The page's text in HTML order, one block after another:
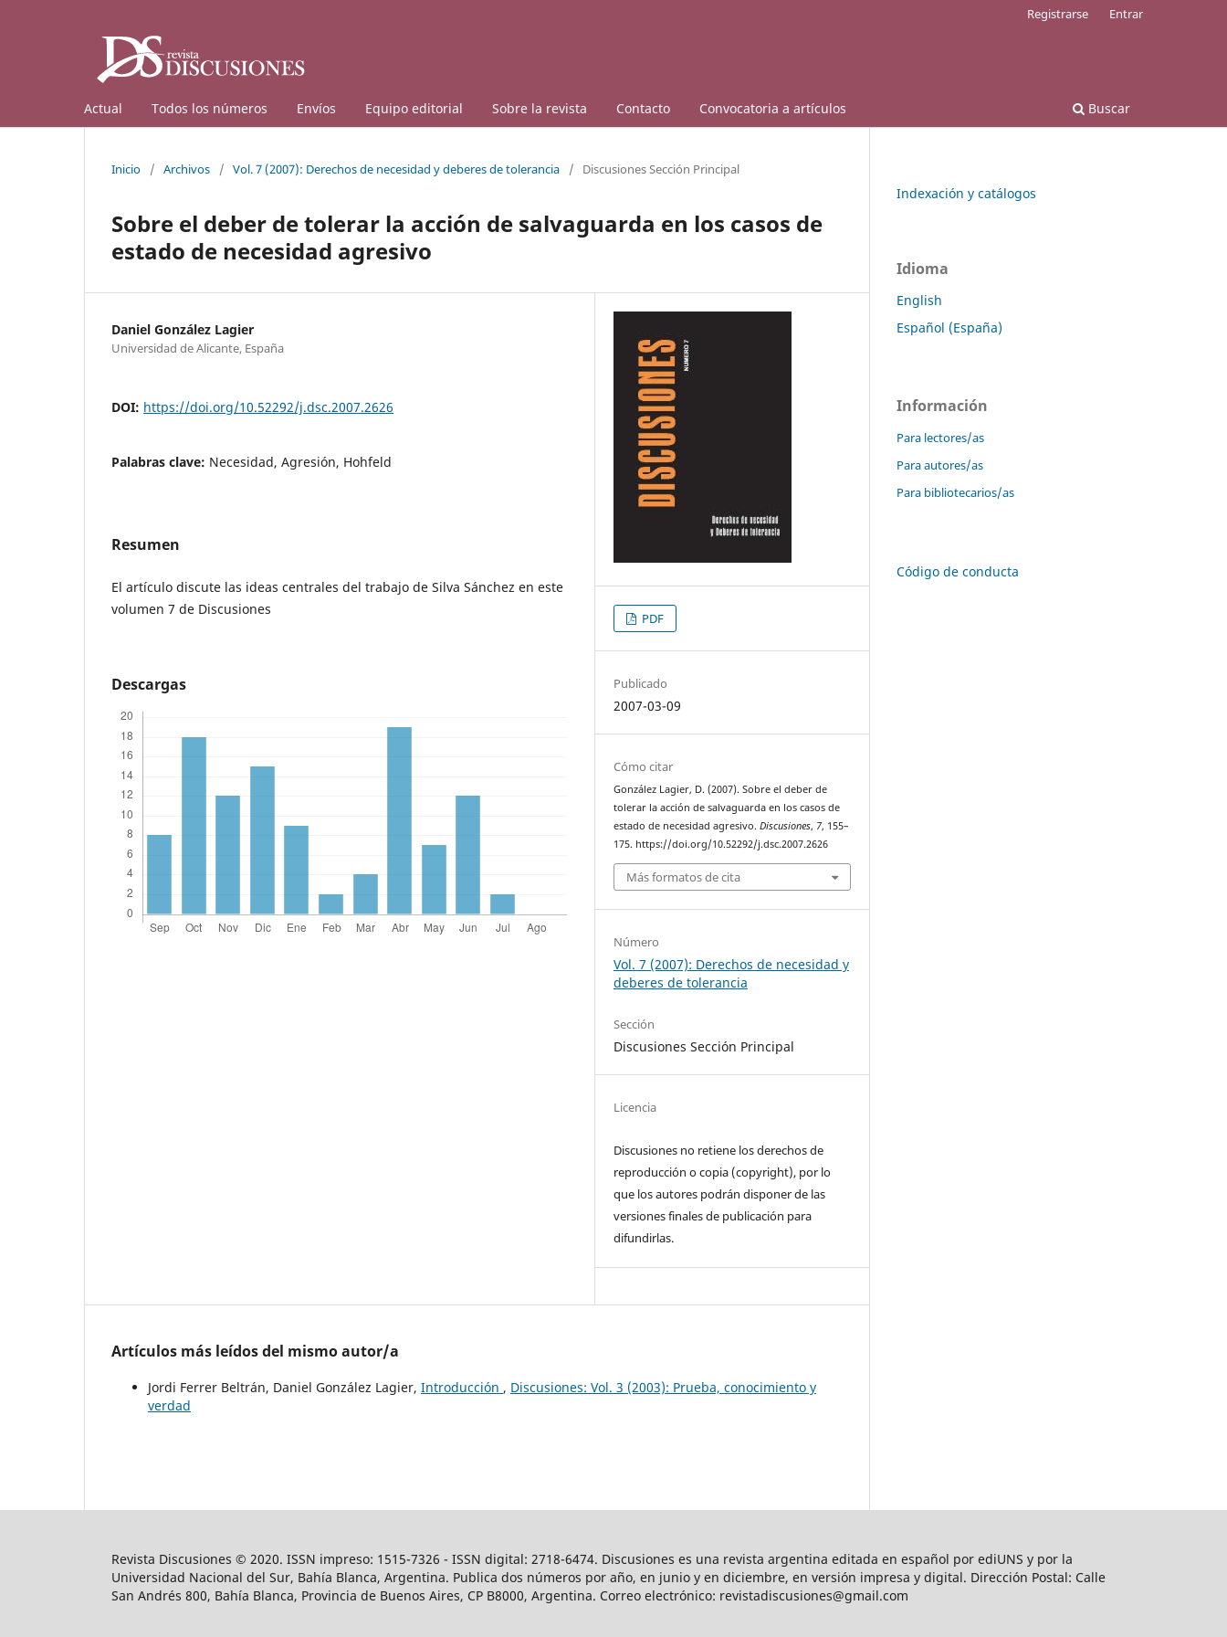
Actual Todos los números Envíos Equipo editorial Sobre la revista Contacto Convocatoria a artículos Buscar
Registrarse Entrar
Inicio / Archivos / Vol. 7 (2007): Derechos de necesidad y deberes de tolerancia / Discusiones Sección Principal
Sobre el deber de tolerar la acción de salvaguarda en los casos de
estado de necesidad agresivo
Daniel González Lagier
Universidad de Alicante, España
DOI: https://doi.org/10.52292/j.dsc.2007.2626
Palabras clave: Necesidad, Agresión, Hohfeld
Resumen
El artículo discute las ideas centrales del trabajo de Silva Sánchez en este
volumen 7 de Discusiones
Descargas
PDF
Publicado
2007-03-09
Cómo citar
González Lagier, D. (2007). Sobre el deber de
tolerar la acción de salvaguarda en los casos de
estado de necesidad agresivo.Discusiones, 7, 155–
175. https://doi.org/10.52292/j.dsc.2007.2626
Más formatos de cita
Número
Vol. 7 (2007): Derechos de necesidad y
deberes de tolerancia
Sección
Discusiones Sección Principal
Licencia
Discusiones no retiene los derechos de
reproducción o copia (copyright), por lo
que los autores podrán disponer de las
versiones finales de publicación para
difundirlas.
Artículos más leídos del mismo autor/a
Jordi Ferrer Beltrán, Daniel González Lagier, Introducción , Discusiones: Vol. 3 (2003): Prueba, conocimiento y
verdad
Indexación y catálogos
Idioma
English
Español (España)
Información
Para lectores/as
Para autores/as
Para bibliotecarios/as
Código de conducta
Revista Discusiones © 2020. ISSN impreso: 1515-7326 - ISSN digital: 2718-6474. Discusiones es una revista argentina editada en español por ediUNS y por la
Universidad Nacional del Sur, Bahía Blanca, Argentina. Publica dos números por año, en junio y en diciembre, en versión impresa y digital. Dirección Postal: Calle
San Andrés 800, Bahía Blanca, Provincia de Buenos Aires, CP B8000, Argentina. Correo electrónico: revistadiscusiones@gmail.com